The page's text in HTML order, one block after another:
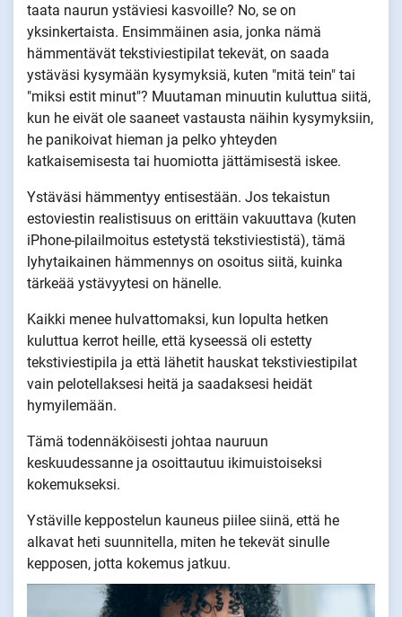
taata naurun ystäviesi kasvoille? No, se on
yksinkertaista. Ensimmäinen asia, jonka nämä
hämmentävät tekstiviestipilat tekevät, on saada
ystäväsi kysymään kysymyksiä, kuten "mitä tein" tai
"miksi estit minut"? Muutaman minuutin kuluttua siitä,
kun he eivät ole saaneet vastausta näihin kysymyksiin,
he panikoivat hieman ja pelko yhteyden
katkaisemisesta tai huomiotta jättämisestä iskee.
Ystäväsi hämmentyy entisestään. Jos tekaistun
estoviestin realistisuus on erittäin vakuuttava (kuten
iPhone-pilailmoitus estetystä tekstiviestistä), tämä
lyhytaikainen hämmennys on osoitus siitä, kuinka
tärkeää ystävyytesi on hänelle.
Kaikki menee hulvattomaksi, kun lopulta hetken
kuluttua kerrot heille, että kyseessä oli estetty
tekstiviestipila ja että lähetit hauskat tekstiviestipilat
vain pelotellaksesi heitä ja saadaksesi heidät
hymyilemään.
Tämä todennäköisesti johtaa nauruun
keskuudessanne ja osoittautuu ikimuistoiseksi
kokemukseksi.
Ystäville keppostelun kauneus piilee siinä, että he
alkavat heti suunnitella, miten he tekevät sinulle
kepposen, jotta kokemus jatkuu.